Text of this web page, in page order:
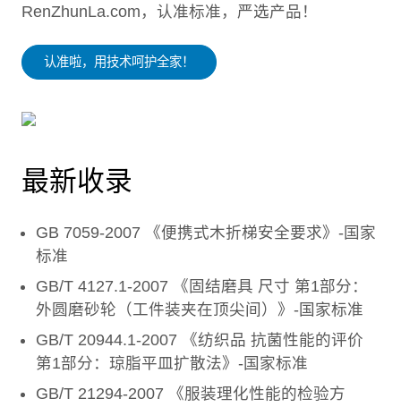
RenZhunLa.com，认准标准，严选产品！
认准啦，用技术呵护全家！
最新收录
GB 7059-2007 《便携式木折梯安全要求》-国家
标准
GB/T 4127.1-2007 《固结磨具 尺寸 第1部分：
外圆磨砂轮（工件装夹在顶尖间）》-国家标准
GB/T 20944.1-2007 《纺织品 抗菌性能的评价
第1部分：琼脂平皿扩散法》-国家标准
GB/T 21294-2007 《服装理化性能的检验方